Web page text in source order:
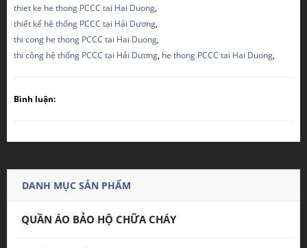
thiet ke he thong PCCC tai Hai Duong,
thiết kế hệ thống PCCC tại Hải Dương,
thi cong he thong PCCC tai Hai Duong,
thi công hệ thống PCCC tại Hải Dương, he thong PCCC tai Hai Duong,
Bình luận:
DANH MỤC SẢN PHẨM
QUẦN ÁO BẢO HỘ CHỮA CHÁY